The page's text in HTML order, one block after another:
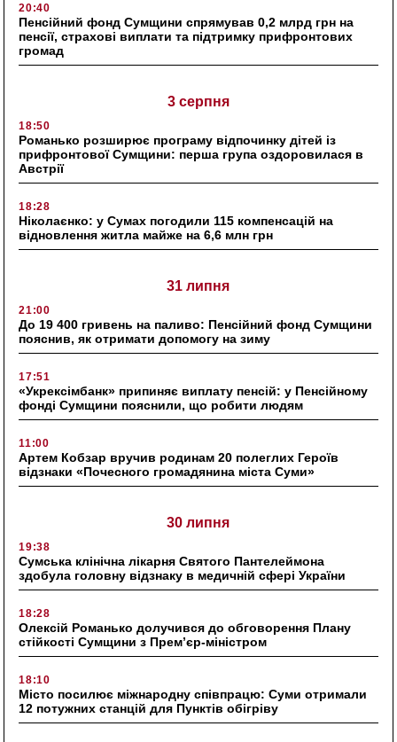
20:40
Пенсійний фонд Сумщини спрямував 0,2 млрд грн на
пенсії, страхові виплати та підтримку прифронтових
громад
3 серпня
18:50
Романько розширює програму відпочинку дітей із
прифронтової Сумщини: перша група оздоровилася в
Австрії
18:28
Ніколаєнко: у Сумах погодили 115 компенсацій на
відновлення житла майже на 6,6 млн грн
31 липня
21:00
До 19 400 гривень на паливо: Пенсійний фонд Сумщини
пояснив, як отримати допомогу на зиму
17:51
«Укрексімбанк» припиняє виплату пенсій: у Пенсійному
фонді Сумщини пояснили, що робити людям
11:00
Артем Кобзар вручив родинам 20 полеглих Героїв
відзнаки «Почесного громадянина міста Суми»
30 липня
19:38
Сумська клінічна лікарня Святого Пантелеймона
здобула головну відзнаку в медичній сфері України
18:28
Олексій Романько долучився до обговорення Плану
стійкості Сумщини з Прем’єр-міністром
18:10
Місто посилює міжнародну співпрацю: Суми отримали
12 потужних станцій для Пунктів обігріву